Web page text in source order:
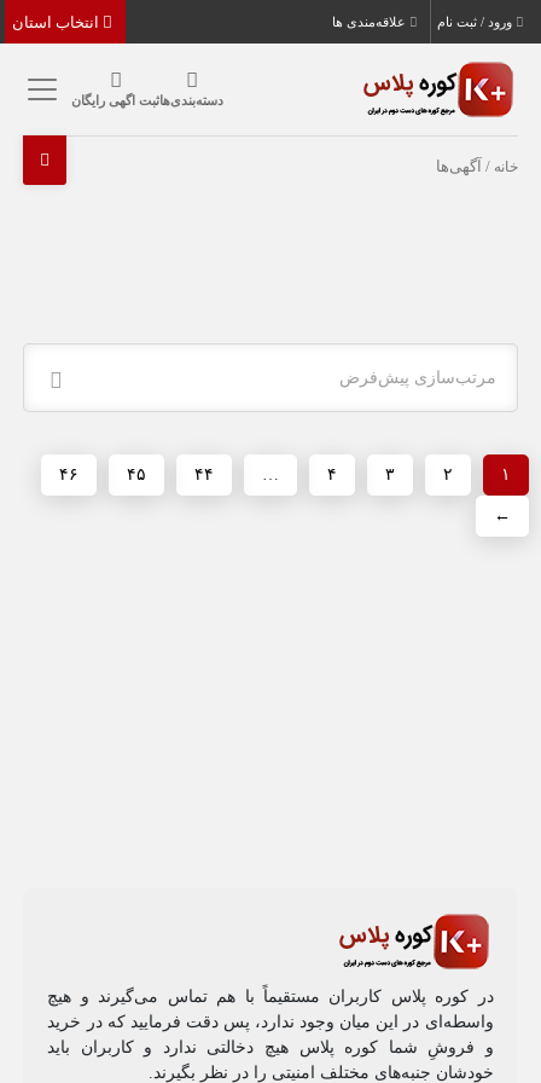
ورود / ثبت نام علاقه‌مندی ها
دسته‌بندی‌هاثبت اگهی رایگان
خانه / آگهی‌ها
مرتب‌سازی پیش‌فرض
۱ ۲ ۳ ۴ … ۴۴ ۴۵ ۴۶
←
در کوره پلاس کاربران مستقیماً با هم تماس می‌گیرند و هیچ
واسطه‌ای در این میان وجود ندارد، پس دقت فرمایید که در خرید
و فروشِ شما کوره پلاس هیچ دخالتی ندارد و کاربران باید
خودشان جنبه‌های مختلف امنیتی را در نظر بگیرند.